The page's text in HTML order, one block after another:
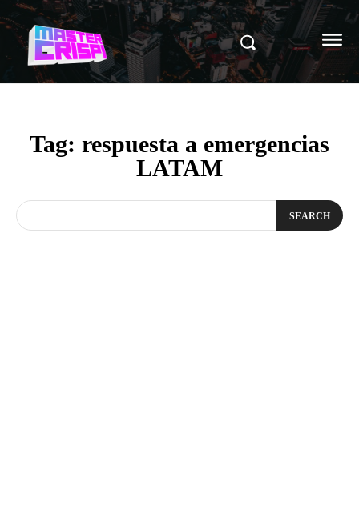
Tag: respuesta a emergencias
LATAM
SEARCH